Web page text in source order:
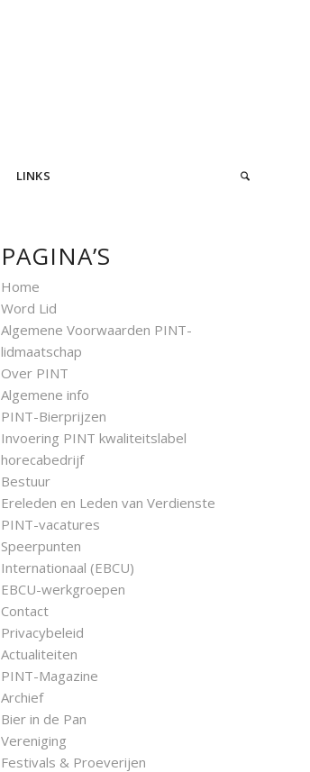
LINKS
PAGINA’S
Home
Word Lid
Algemene Voorwaarden PINT-
lidmaatschap
Over PINT
Algemene info
PINT-Bierprijzen
Invoering PINT kwaliteitslabel
horecabedrijf
Bestuur
Ereleden en Leden van Verdienste
PINT-vacatures
Speerpunten
Internationaal (EBCU)
EBCU-werkgroepen
Contact
Privacybeleid
Actualiteiten
PINT-Magazine
Archief
Bier in de Pan
Vereniging
Festivals & Proeverijen